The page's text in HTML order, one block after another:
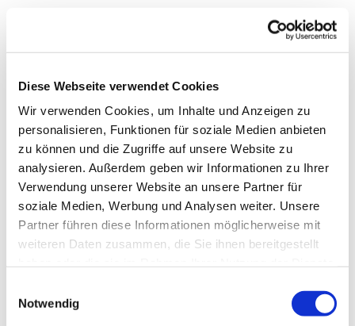
Diese Webseite verwendet Cookies
Wir verwenden Cookies, um Inhalte und Anzeigen zu
personalisieren, Funktionen für soziale Medien anbieten
zu können und die Zugriffe auf unsere Website zu
analysieren. Außerdem geben wir Informationen zu Ihrer
Verwendung unserer Website an unsere Partner für
soziale Medien, Werbung und Analysen weiter. Unsere
Partner führen diese Informationen möglicherweise mit
weiteren Daten zusammen, die Sie ihnen bereitgestellt
Notwendig
Dies könnte Sie auch interessieren